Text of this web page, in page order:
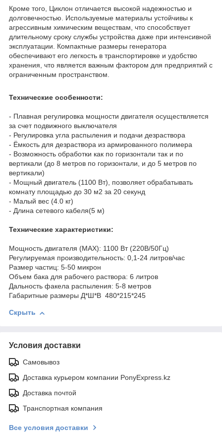
Кроме того, Циклон отличается высокой надежностью и
долговечностью. Используемые материалы устойчивы к
агрессивным химическим веществам, что способствует
длительному сроку службы устройства даже при интенсивной
эксплуатации. Компактные размеры генератора
обеспечивают его легкость в транспортировке и удобство
хранения, что является важным фактором для предприятий с
ограниченным пространством.
Технические особенности:
- Плавная регулировка мощности двигателя осуществляется
за счет подвижного выключателя
- Регулировка угла распыления и подачи дезраствора
- Ёмкость для дезраствора из армированного полимера
- Возможность обработки как по горизонтали так и по
вертикали (до 8 метров по горизонтали, и до 5 метров по
вертикали)
- Мощный двигатель (1100 Вт), позволяет обрабатывать
комнату площадью до 30 м2 за 20 секунд
- Малый вес (4.0 кг)
- Длина сетевого кабеля(5 м)
Технические характеристики:
Мощность двигателя (MAX): 1100 Вт (220В/50Гц)
Регулируемая производительность: 0,1-24 литров/час
Размер частиц: 5-50 микрон
Объем бака для рабочего раствора: 6 литров
Дальность факела распыления: 5-8 метров
Габаритные размеры Д*Ш*В 480*215*245
Скрыть
Условия доставки
Самовывоз
Доставка курьером компании PonyExpress.kz
Доставка почтой
Транспортная компания
Все условия доставки